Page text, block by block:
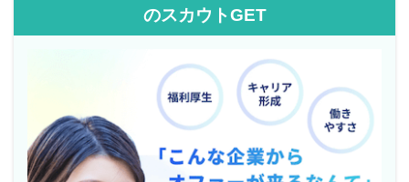
のスカウトGET